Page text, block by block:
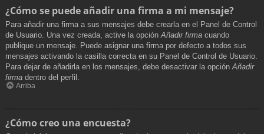
¿Cómo se puede añadir una firma a mi mensaje?
Para añadir una firma a sus mensajes debe crearla en el Panel de Control
de Usuario. Una vez creada, active la opciónAñadir firma cuando
publique un mensaje. Puede asignar una firma por defecto a todos sus
mensajes activando la casilla correcta en su Panel de Control de Usuario.
Para dejar de añadirla en los mensajes, debe desactivar la opciónAñadir
firma dentro del perfil.
Arriba
¿Cómo creo una encuesta?